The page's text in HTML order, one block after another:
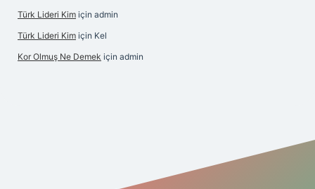
Türk Lideri Kim için admin
Türk Lideri Kim için Kel
Kor Olmuş Ne Demek için admin